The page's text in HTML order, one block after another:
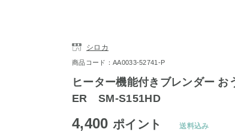
シロカ
商品コード：AA0033-52741-P
ヒーター機能付きブレンダー お
ER SM-S151HD
4,400 ポイント 送料込み